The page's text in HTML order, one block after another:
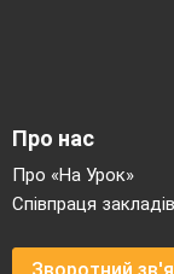
Який
Де
Чому
Про нас
Про «На Урок»
Співпраця